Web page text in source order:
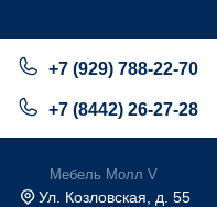
+7 (929) 788-22-70
+7 (8442) 26-27-28
Мебель Молл V
Ул. Козловская, д. 55